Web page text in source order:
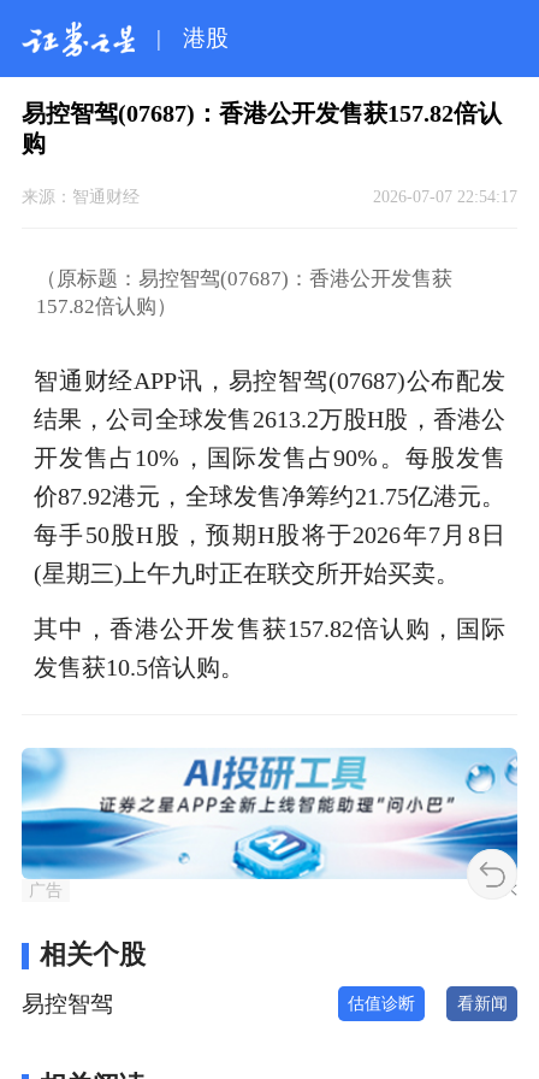
| 港股
易控智驾(07687)：香港公开发售获157.82倍认
购
来源： 智通财经 2026-07-07 22:54:17
（原标题：易控智驾(07687)：香港公开发售获
157.82倍认购）
智通财经APP讯，易控智驾(07687)公布配发
结果，公司全球发售2613.2万股H股，香港公
开发售占10%，国际发售占90%。每股发售
价87.92港元，全球发售净筹约21.75亿港元。
每手50股H股，预期H股将于2026年7月8日
(星期三)上午九时正在联交所开始买卖。
其中，香港公开发售获157.82倍认购，国际
发售获10.5倍认购。
广告
相关个股
易控智驾 估值诊断 看新闻